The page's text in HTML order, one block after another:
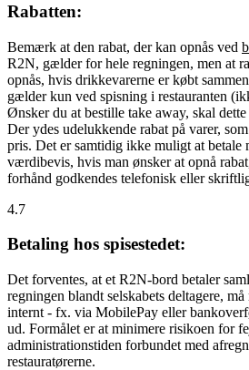
Rabatten:
Bemærk at den rabat, der kan opnås ved
R2N, gælder for hele regningen, men at
opnås, hvis drikkevarerne er købt
gælder kun ved spisning i restauranten
Ønsker du at bestille take away, skal
Der ydes udelukkende rabat på varer,
pris. Det er samtidig ikke muligt at betale
værdibevis, hvis man ønsker at opnå
forhånd godkendes telefonisk eller
4.7
Betaling hos spisestedet:
Det forventes, at et R2N-bord betaler
regningen blandt selskabets deltagere,
internt - fx. via MobilePay eller
ud. Formålet er at minimere risikoen for
administrationstiden forbundet med
restauratørerne.